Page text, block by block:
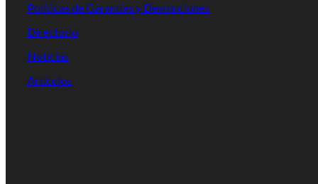
Políticas de Garantías y Devoluciones
Directorio
Noticias
Artículos